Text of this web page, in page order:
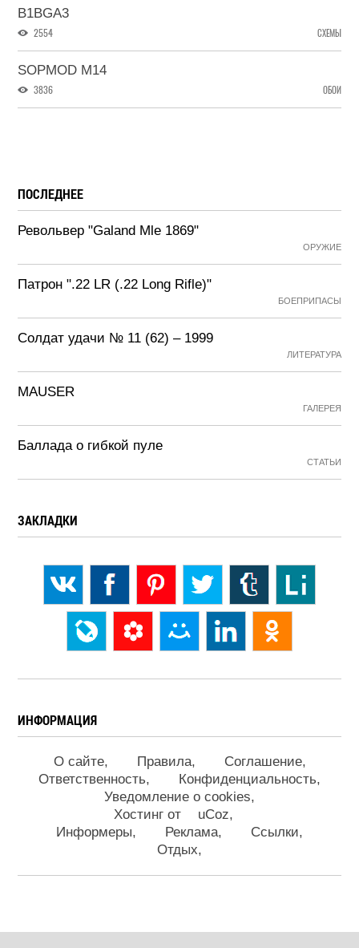
B1BGA3
2554 СХЕМЫ
SOPMOD M14
3836 ОБОИ
ПОСЛЕДНЕЕ
Револьвер "Galand Mle 1869"
ОРУЖИЕ
Патрон ".22 LR (.22 Long Rifle)"
БОЕПРИПАСЫ
Солдат удачи № 11 (62) – 1999
ЛИТЕРАТУРА
MAUSER
ГАЛЕРЕЯ
Баллада о гибкой пуле
СТАТЬИ
ЗАКЛАДКИ
ИНФОРМАЦИЯ
О сайте Правила
Соглашение
Ответственность
Конфиденциальность
Уведомление о cookies
Хостинг от
uCoz
Информеры
Реклама
Ссылки
Отдых